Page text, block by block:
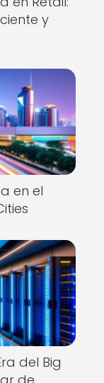
y
en el
del Big